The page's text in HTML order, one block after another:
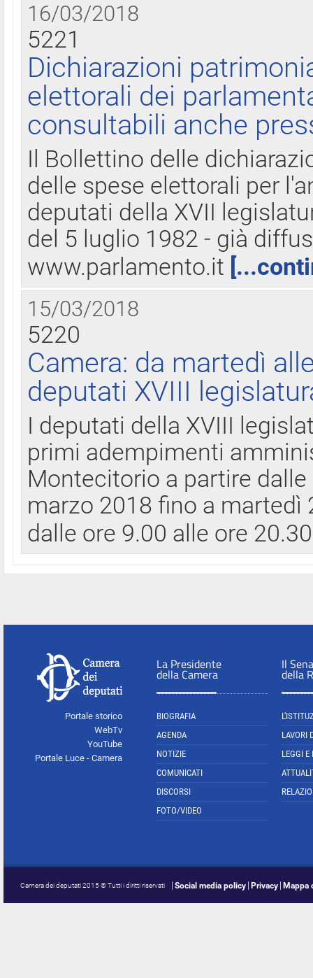
16/03/2018
5221
Dichiarazioni
elettorali dei
consultabili anche
Il Bollettino delle
delle spese elettorali per
deputati della XVII
del 5 luglio 1982 - già
www.parlamento.it
15/03/2018
5220
Camera: da martedì
deputati XVIII
I deputati della XVIII
primi adempimenti
Montecitorio a partire
marzo 2018 fino a
dalle ore 9.00 alle ore
Portale storico
WebTv
YouTube
Portale Luce - Camera
La Presidente
della Camera
BIOGRAFIA
AGENDA
NOTIZIE
COMUNICATI
DISCORSI
FOTO/VIDEO
Il
della
LAVORI
LEGGI E
Camera dei deputati 2015 © Tutti i diritti riservati Social media policy Privacy Mappa